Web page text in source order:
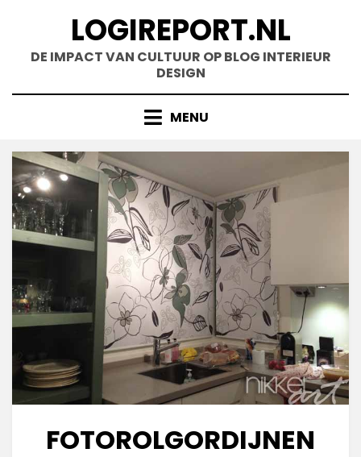
inhoud
LOGIREPORT.NL
DE IMPACT VAN CULTUUR OP BLOG INTERIEUR
DESIGN
MENU
FOTOROLGORDIJNEN